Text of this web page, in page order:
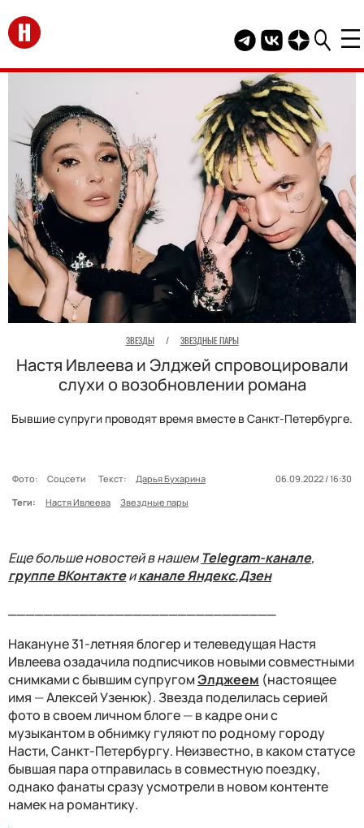
Перейти на главную
Telegram канал
Группа HELLO
Канал
ЗВЕЗДЫ / ЗВЕЗДНЫЕ ПАРЫ
Настя Ивлеева и Элджей спровоцировали
слухи о возобновлении романа
Бывшие супруги проводят время вместе в Санкт-Петербурге.
Фото: Соцсети Текст: Дарья Бухарина
06.09.2022 / 16:30
Теги:
Настя Ивлеева Звездные пары
Еще больше новостей в нашемTelegram-канале,
группе ВКонтактеиканале Яндекс.Дзен
Накануне 31-летняя блогер и телеведущая Настя
Ивлеева озадачила подписчиков новыми совместными
снимками с бывшим супругомЭлджеем (настоящее
имя —Алексей Узенюк). Звезда поделилась серией
фото в своем личном блоге—в кадре они с
музыкантом в обнимку гуляют по родному городу
Насти, Санкт-Петербургу. Неизвестно, в каком статусе
бывшая пара отправилась в совместную поездку,
однако фанаты сразу усмотрели в новом контенте
намек на романтику.